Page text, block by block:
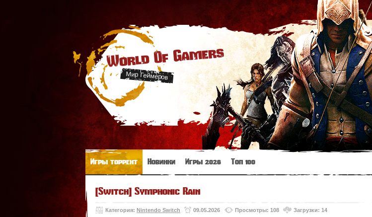
World Of Gamers
Мир Геймеров
Игры торрент Новинки Игры 2026 Топ 100
[Switch] Symphonic Rain
Категория: Nintendo Switch 09.05.2026 Просмотры: 108 Загрузки: 14